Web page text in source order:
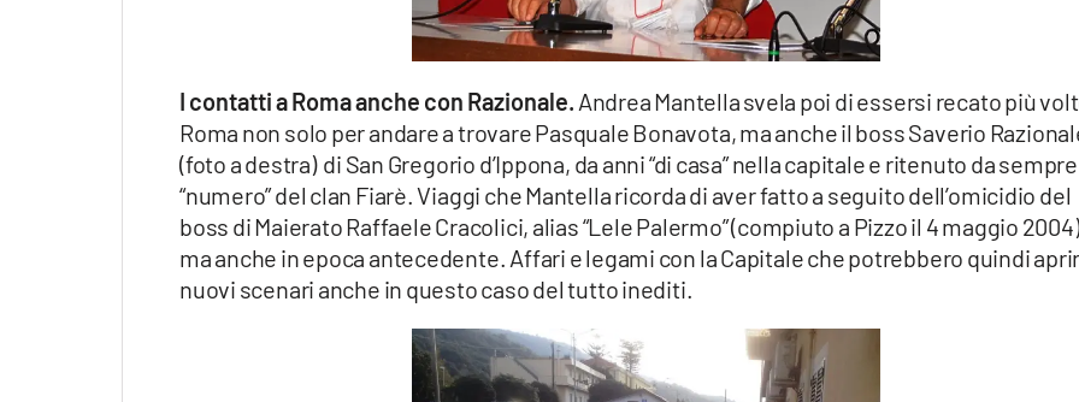
I contatti a Roma anche con Razionale. Andrea Mantella svela poi di essersi recato più
Roma non solo per andare a trovare Pasquale Bonavota, ma anche il boss Saverio
(foto a destra) di San Gregorio d’Ippona, da anni “di casa” nella capitale e ritenuto da
“numero” del clan Fiarè. Viaggi che Mantella ricorda di aver fatto a seguito dell’omicidio del
boss di Maierato Raffaele Cracolici, alias “Lele Palermo” (compiuto a Pizzo il 4 maggio
ma anche in epoca antecedente. Affari e legami con la Capitale che potrebbero quindi
nuovi scenari anche in questo caso del tutto inediti.